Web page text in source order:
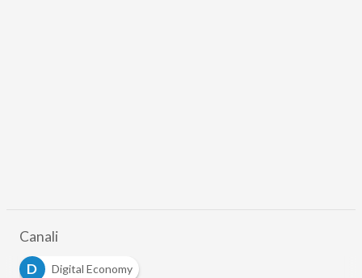
Canali
D
Digital Economy